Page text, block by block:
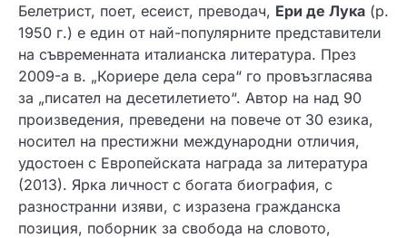
Белетрист, поет, есеист, преводач, Ери де Лука (р.
1950 г.) е един от най-популярните представители
на съвременната италианска литература. През
2009-а в. „Кориере дела сера“ го провъзгласява
за „писател на десетилетието“. Автор на над 90
произведения, преведени на повече от 30 езика,
носител на престижни международни отличия,
удостоен с Европейската награда за литература
(2013). Ярка личност с богата биография, с
разностранни изяви, с изразена гражданска
позиция, поборник за свобода на словото,